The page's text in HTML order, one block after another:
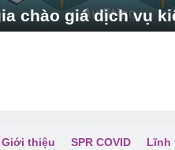
chào giá dịch vụ
Giới thiệu SPR COVID Lĩnh